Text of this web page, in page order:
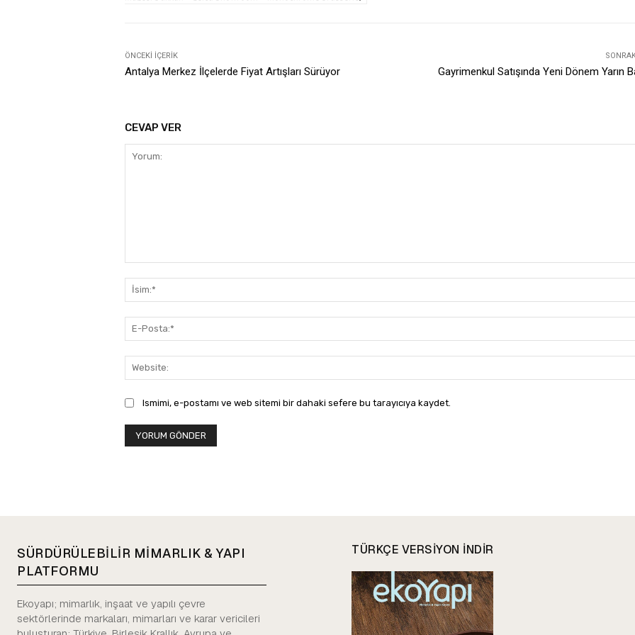
ÖNCEKI İÇERIK
Antalya Merkez İlçelerde Fiyat Artışları Sürüyor Gayrimenkul Satışında Yeni Dönem Yarın
CEVAP VER
Ismimi, e-postamı ve web sitemi bir dahaki sefere bu tarayıcıya kaydet.
SÜRDÜRÜLEBİLİR MİMARLIK & YAPI
PLATFORMU
Ekoyapı; mimarlık, inşaat ve yapılı çevre
sektörlerinde markaları, mimarları ve karar vericileri
TÜRKÇE VERSIYON INDIR